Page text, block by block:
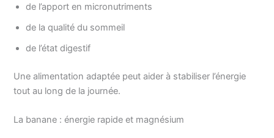
de l’apport en micronutriments
de la qualité du sommeil
de l’état digestif
Une alimentation adaptée peut aider à stabiliser l’énergie
tout au long de la journée.
La banane : énergie rapide et magnésium